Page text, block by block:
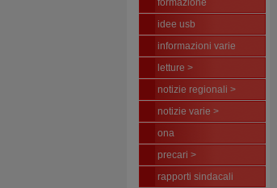
formazione
idee usb
informazioni varie
letture >
notizie regionali >
notizie varie >
ona
precari >
rapporti sindacali